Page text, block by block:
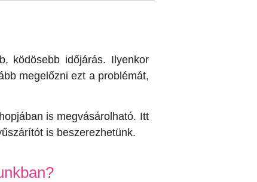
ködösebb időjárás. Ilyenkor
megelőzni ezt a problémát,
is megvásárolható. Itt
is beszerezhetünk.